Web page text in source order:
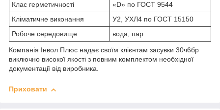
Клас герметичності
«D» по ГОСТ 9544
Кліматичне виконання
У2, УХЛ4 по ГОСТ 15150
Робоче середовище
вода, пар
Компанія Інвол Плюс надає своїм клієнтам засувки 30ч6бр
виключно високої якості з повним комплектом необхідної
документації від виробника.
Приховати